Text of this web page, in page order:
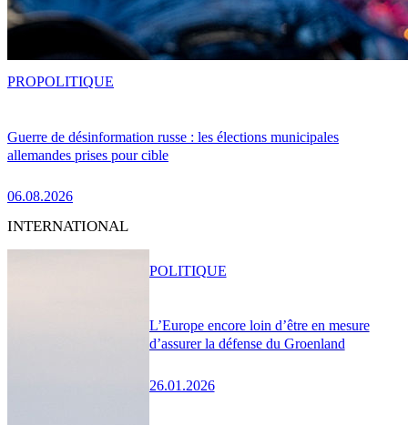
Guerre de désinformation russe : les élections municipales
allemandes prises pour cible
06.08.2026
PROPOLITIQUE
INTERNATIONAL
L’Europe encore loin d’être en mesure
d’assurer la défense du Groenland
26.01.2026
POLITIQUE